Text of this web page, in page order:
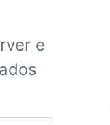
e